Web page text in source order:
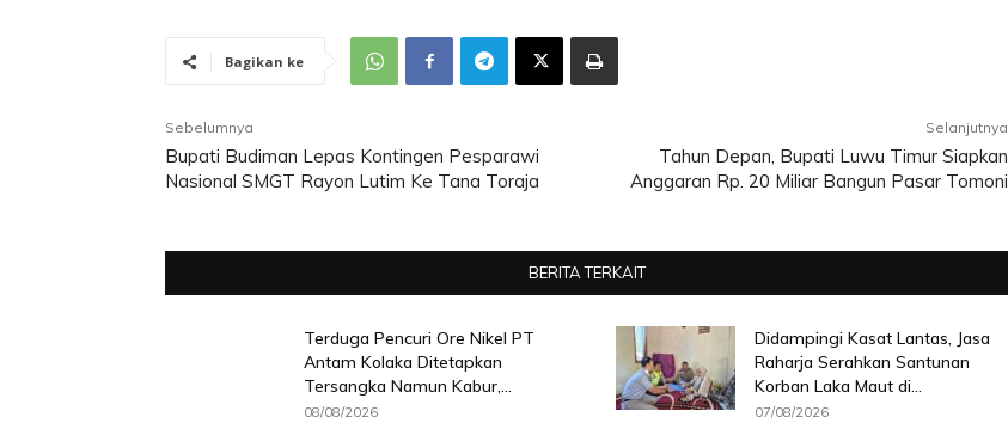
Bagikan ke
Sebelumnya
Bupati Budiman Lepas Kontingen Pesparawi
Nasional SMGT Rayon Lutim Ke Tana Toraja
Selanjutnya
Tahun Depan, Bupati Luwu Timur Siapkan
Anggaran Rp. 20 Miliar Bangun Pasar Tomoni
BERITA TERKAIT
Terduga Pencuri Ore Nikel PT
Antam Kolaka Ditetapkan
Tersangka Namun Kabur,...
08/08/2026
Didampingi Kasat Lantas, Jasa
Raharja Serahkan Santunan
Korban Laka Maut di...
07/08/2026